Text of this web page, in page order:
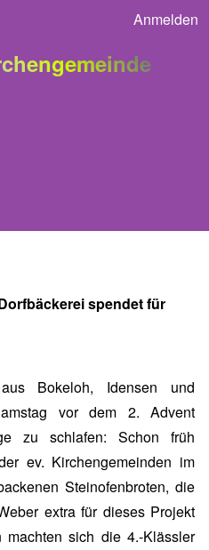
User
Anmelden
spendet für
Bokeloh, Idensen und
vor dem 2. Advent
zu schlafen: Schon früh
ev. Kirchengemeinden im
Steinofenbroten, die
extra für dieses Projekt
machten sich die 4.-Klässler